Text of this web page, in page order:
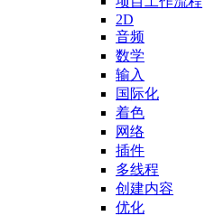
2D
音频
数学
输入
国际化
着色
网络
插件
多线程
创建内容
优化